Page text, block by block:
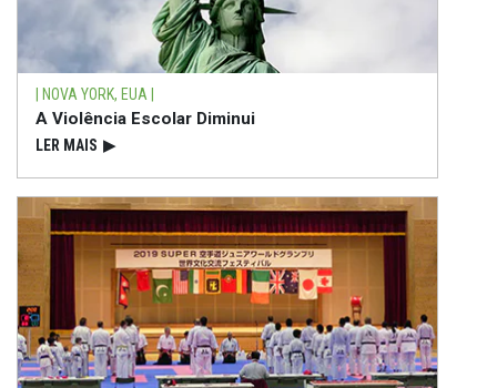
| NOVA YORK, EUA |
A Violência Escolar Diminui
LER MAIS ▶